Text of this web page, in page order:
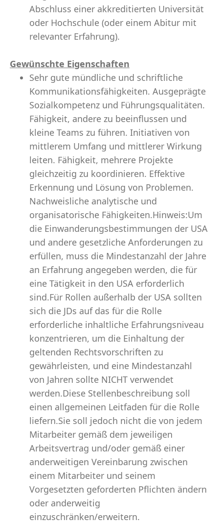
Abschluss einer akkreditierten Universität
oder Hochschule (oder einem Abitur mit
relevanter Erfahrung).
Gewünschte Eigenschaften
Sehr gute mündliche und schriftliche
Kommunikationsfähigkeiten. Ausgeprägte
Sozialkompetenz und Führungsqualitäten.
Fähigkeit, andere zu beeinflussen und
kleine Teams zu führen. Initiativen von
mittlerem Umfang und mittlerer Wirkung
leiten. Fähigkeit, mehrere Projekte
gleichzeitig zu koordinieren. Effektive
Erkennung und Lösung von Problemen.
Nachweisliche analytische und
organisatorische Fähigkeiten.Hinweis:Um
die Einwanderungsbestimmungen der USA
und andere gesetzliche Anforderungen zu
erfüllen, muss die Mindestanzahl der Jahre
an Erfahrung angegeben werden, die für
eine Tätigkeit in den USA erforderlich
sind.Für Rollen außerhalb der USA sollten
sich die JDs auf das für die Rolle
erforderliche inhaltliche Erfahrungsniveau
konzentrieren, um die Einhaltung der
geltenden Rechtsvorschriften zu
gewährleisten, und eine Mindestanzahl
von Jahren sollte NICHT verwendet
werden.Diese Stellenbeschreibung soll
einen allgemeinen Leitfaden für die Rolle
liefern.Sie soll jedoch nicht die von jedem
Mitarbeiter gemäß dem jeweiligen
Arbeitsvertrag und/oder gemäß einer
anderweitigen Vereinbarung zwischen
einem Mitarbeiter und seinem
Vorgesetzten geforderten Pflichten ändern
oder anderweitig
einzuschränken/erweitern.